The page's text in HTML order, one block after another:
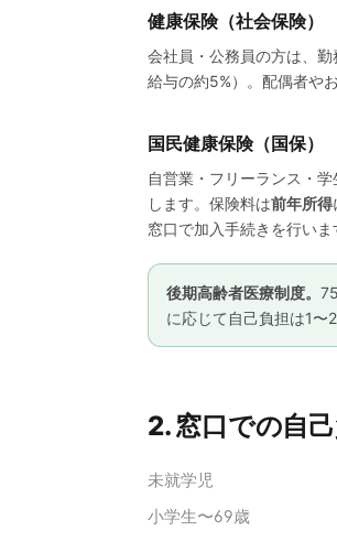
健康保険（社会保険）
会社員・公務員の方は、
給与の約5%）。配偶者や
国民健康保険（国保）
自営業・フリーランス・
します。保険料は前年所得
窓口で加入手続きを行いま
後期高齢者医療制度。
に応じて自己負担は1〜
2. 窓口での自
未就学児
小学生〜69歳